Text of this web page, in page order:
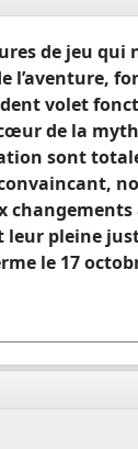
de jeu qui
l’aventure,
volet
de la
sont
leur pleine
le 17